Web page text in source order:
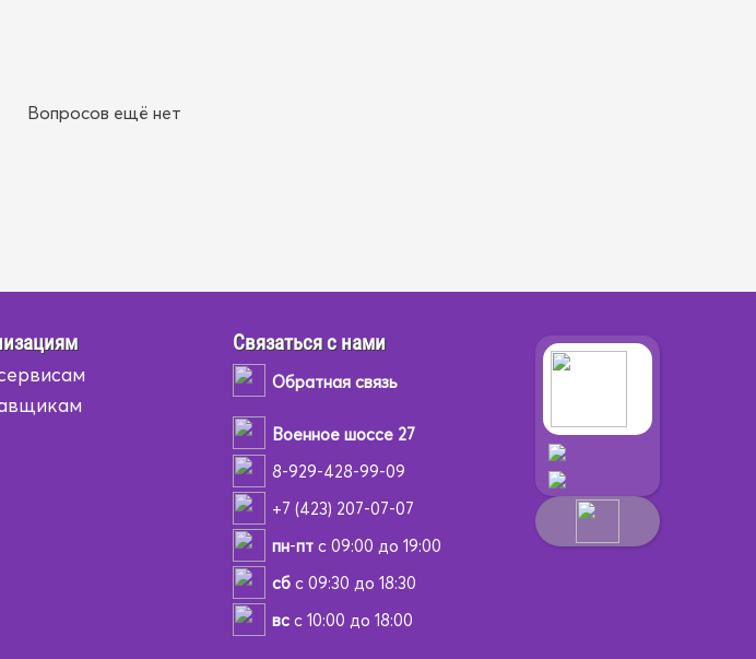
Вопросов ещё нет
Связаться с нами
Обратная связь
Военное шоссе 27
8-929-428-99-09
+7 (423) 207-07-07
пн-птс 09:00 до 19:00
сбс 09:30 до 18:30
всс 10:00 до 18:00